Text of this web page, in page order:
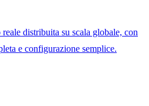
distribuita su scala globale, con
e configurazione semplice.